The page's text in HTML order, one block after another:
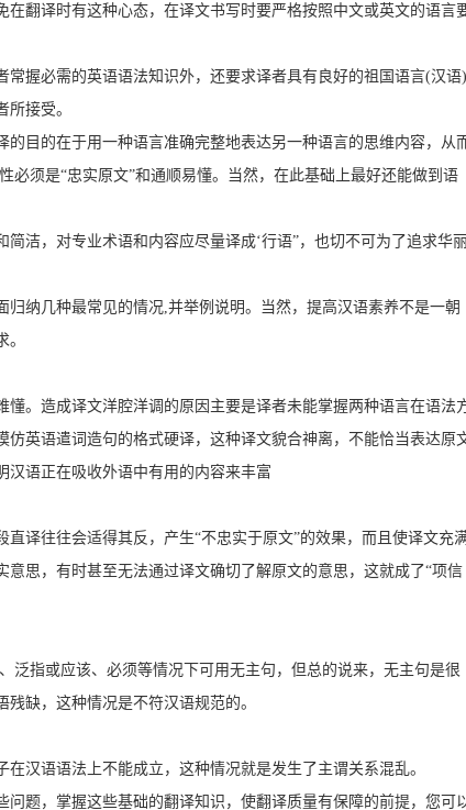
翻译时有这种心态，在译文书写时要严格按照中文或英文的语言
握必需的英语语法知识外，还要求译者具有良好的祖国语言(汉语)
接受。
目的在于用一种语言准确完整地表达另一种语言的思维内容，从
须是“忠实原文”和通顺易懂。当然，在此基础上最好还能做到语
洁，对专业术语和内容应尽量译成‘行语”，也切不可为了追求华丽
纳几种最常见的情况,并举例说明。当然，提高汉语素养不是一朝
。造成译文洋腔洋调的原因主要是译者未能掌握两种语言在语法
英语遣词造句的格式硬译，这种译文貌合神离，不能恰当表达原
汉语正在吸收外语中有用的内容来丰富
译往往会适得其反，产生“不忠实于原文”的效果，而且使译文充
思，有时甚至无法通过译文确切了解原文的意思，这就成了“项信
泛指或应该、必须等情况下可用无主句，但总的说来，无主句是很
缺，这种情况是不符汉语规范的。
汉语语法上不能成立，这种情况就是发生了主谓关系混乱。
题，掌握这些基础的翻译知识，使翻译质量有保障的前提，您可